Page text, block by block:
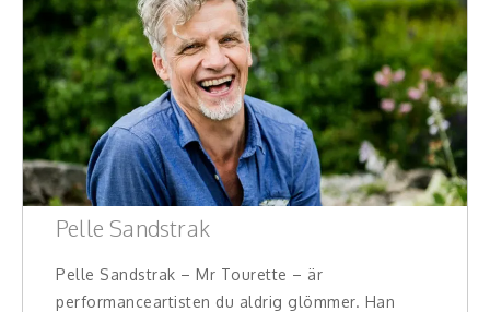
Pelle Sandstrak
Pelle Sandstrak – Mr Tourette – är
performanceartisten du aldrig glömmer. Han